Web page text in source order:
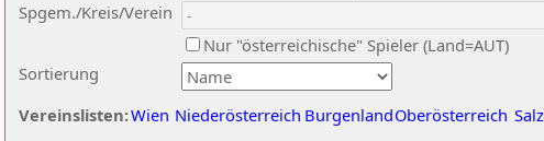
Sortierung
Spgem./Kreis/Verein
Nur "österreichische" Spieler (Land=AUT)
Vereinslisten:Wien Niederösterreich BurgenlandOberösterreich